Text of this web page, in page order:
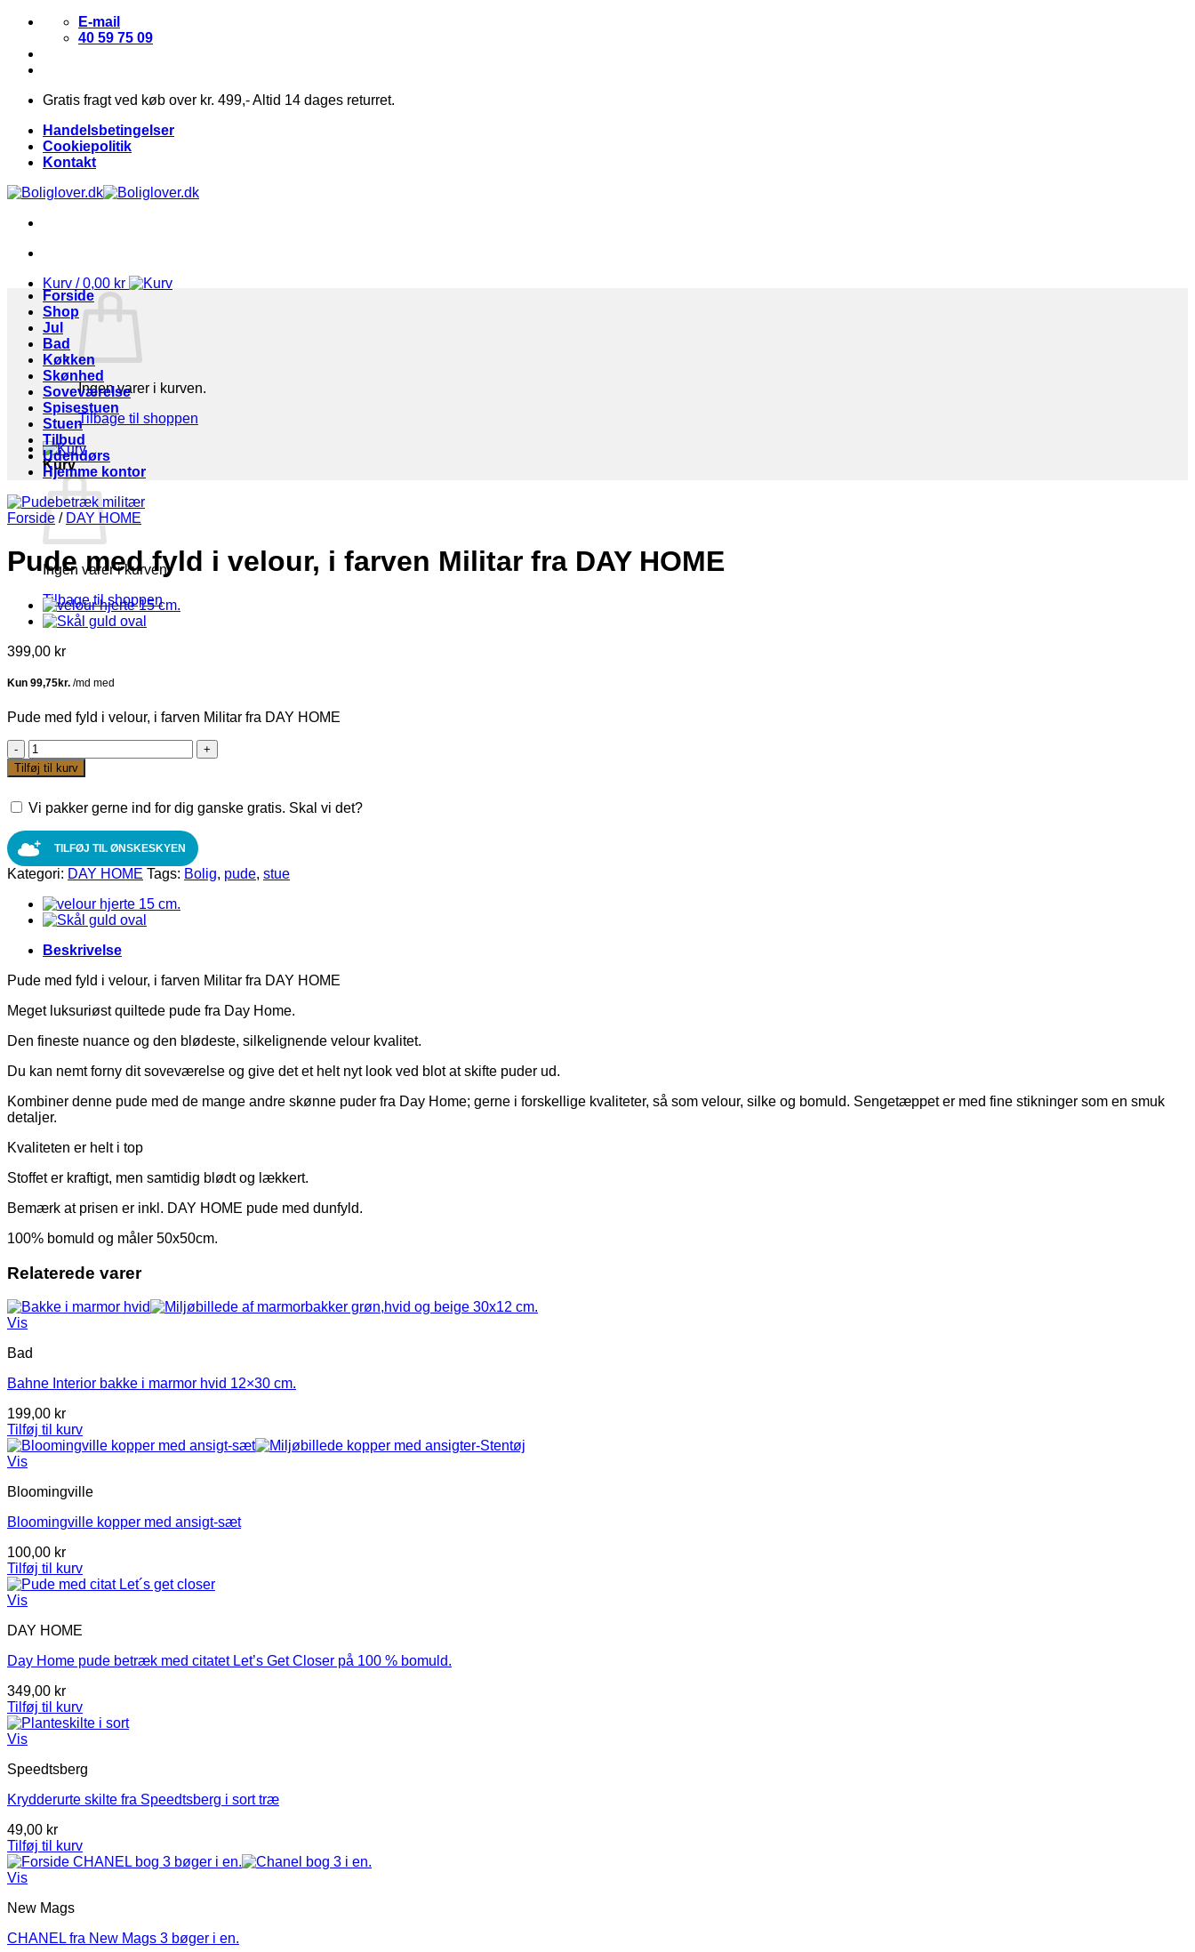
Fortsæt
indhold
E-mail
40 59 75 09
Gratis fragt ved køb over kr. 499,- Altid 14 dages returret.
Handelsbetingelser
Cookiepolitik
Kontakt
Kurv /0,00 kr
Ingen varer i kurven.
Tilbage til shoppen
Kurv
Ingen varer i kurven.
Tilbage til shoppen
Forside
Shop
Jul
Bad
Køkken
Skønhed
Soveværelse
Spisestuen
Stuen
Tilbud
Udendørs
Hjemme kontor
Forside / DAY HOME
Pude med fyld i velour, i farven Militar fra DAY HOME
399,00 kr
Pude med fyld i velour, i farven Militar fra DAY HOME
Pude
med
fyld
velour,
farven
Militar
fra
HOME
antal
Tilføj til kurv
Vi pakker gerne ind for dig ganske gratis. Skal vi det?
TILFØJ TIL ØNSKESKYEN
Kategori: DAY HOME Tags: Bolig, pude, stue
Beskrivelse
Pude med fyld i velour, i farven Militar fra DAY HOME
Meget luksuriøst quiltede pude fra Day Home.
Den fineste nuance og den blødeste, silkelignende velour kvalitet.
Du kan nemt forny dit soveværelse og give det et helt nyt look ved blot at skifte puder ud.
Kombiner denne pude med de mange andre skønne puder fra Day Home; gerne i forskellige kvaliteter, så som velour, silke og bomuld. Sengetæppet er med fine stikninger som en smuk
detaljer.
Kvaliteten er helt i top
Stoffet er kraftigt, men samtidig blødt og lækkert.
Bemærk at prisen er inkl. DAY HOME pude med dunfyld.
100% bomuld og måler 50x50cm.
Relaterede varer
Vis
Bad
Bahne Interior bakke i marmor hvid 12×30 cm.
199,00 kr
Tilføj til kurv
Vis
Bloomingville
Bloomingville kopper med ansigt-sæt
100,00 kr
Tilføj til kurv
Vis
DAY HOME
Day Home pude betræk med citatet Let’s Get Closer på 100 % bomuld.
349,00 kr
Tilføj til kurv
Vis
Speedtsberg
Krydderurte skilte fra Speedtsberg i sort træ
49,00 kr
Tilføj til kurv
Vis
New Mags
CHANEL fra New Mags 3 bøger i en.